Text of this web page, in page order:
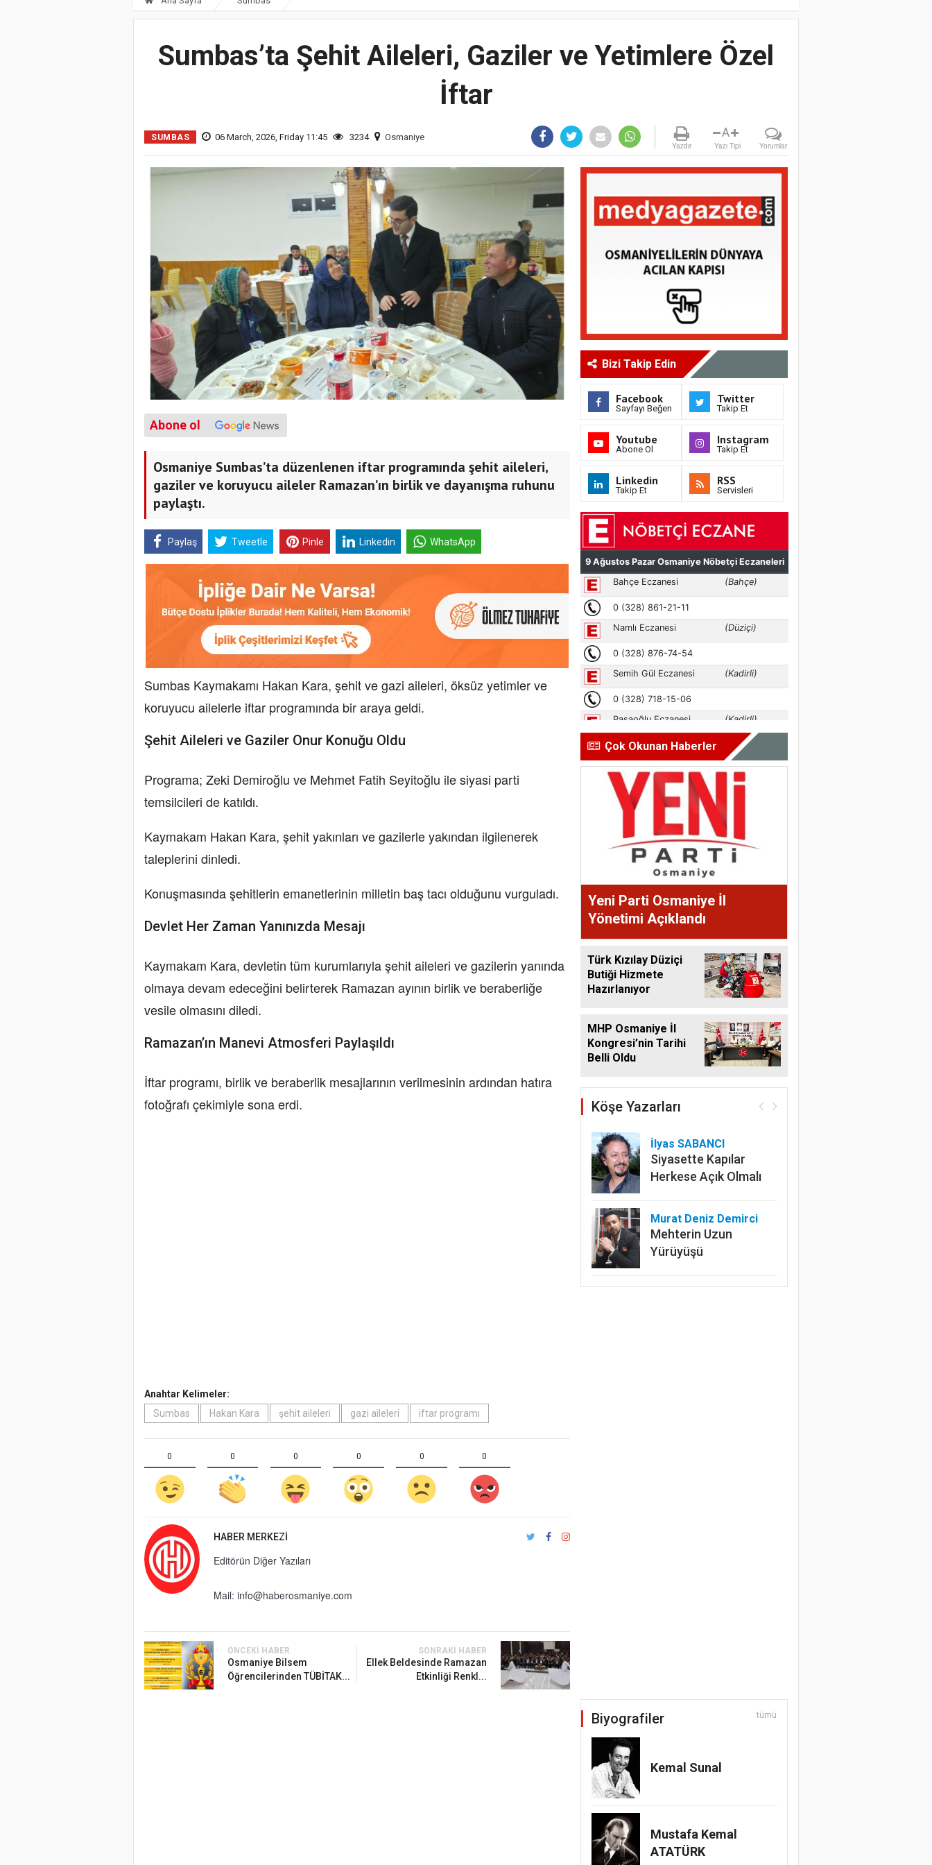
Sumbas’ta Şehit Aileleri, Gaziler ve Yetimlere Özel
İftar
SUMBAS 06 March, 2026, Friday 11:45 3234 Osmaniye
Yazdır
A
Yazı Tipi Yorumlar
Abone ol
Osmaniye Sumbas’ta düzenlenen iftar programında şehit aileleri,
gaziler ve koruyucu aileler Ramazan’ın birlik ve dayanışma ruhunu
paylaştı.
Paylaş Tweetle Pinle Linkedin WhatsApp
Sumbas Kaymakamı Hakan Kara, şehit ve gazi aileleri, öksüz yetimler ve
koruyucu ailelerle iftar programında bir araya geldi.
Şehit Aileleri ve Gaziler Onur Konuğu Oldu
Programa; Zeki Demiroğlu ve Mehmet Fatih Seyitoğlu ile siyasi parti
temsilcileri de katıldı.
Kaymakam Hakan Kara, şehit yakınları ve gazilerle yakından ilgilenerek
taleplerini dinledi.
Konuşmasında şehitlerin emanetlerinin milletin baş tacı olduğunu vurguladı.
Devlet Her Zaman Yanınızda Mesajı
Kaymakam Kara, devletin tüm kurumlarıyla şehit aileleri ve gazilerin yanında
olmaya devam edeceğini belirterek Ramazan ayının birlik ve beraberliğe
vesile olmasını diledi.
Ramazan’ın Manevi Atmosferi Paylaşıldı
İftar programı, birlik ve beraberlik mesajlarının verilmesinin ardından hatıra
fotoğrafı çekimiyle sona erdi.
Anahtar Kelimeler:
Sumbas
Hakan Kara şehit aileleri gazi aileleri iftar programı
0 0 0 0 0 0
HABER MERKEZI
Editörün Diğer Yazıları
Mail: info@haberosmaniye.com
ÖNCEKI HABER
Osmaniye Bilsem
Öğrencilerinden TÜBİTAK...
SONRAKI HABER
Ellek Beldesinde Ramazan
Etkinliği Renkl...
Bizi Takip Edin
Facebook
Sayfayı Beğen
Twitter
Takip Et
Youtube
Abone Ol
Instagram
Takip Et
Linkedin
Takip Et
RSS
Servisleri
Çok Okunan Haberler
Yeni Parti Osmaniye İl
Yönetimi Açıklandı
Türk Kızılay Düziçi
Butiği Hizmete
Hazırlanıyor
MHP Osmaniye İl
Kongresi’nin Tarihi
Belli Oldu
Köşe Yazarları
İlyas SABANCI
Siyasette Kapılar
Herkese Açık Olmalı
Murat Deniz Demirci
Mehterin Uzun
Yürüyüşü
Biyografiler tümü
Kemal Sunal
Mustafa Kemal
ATATÜRK